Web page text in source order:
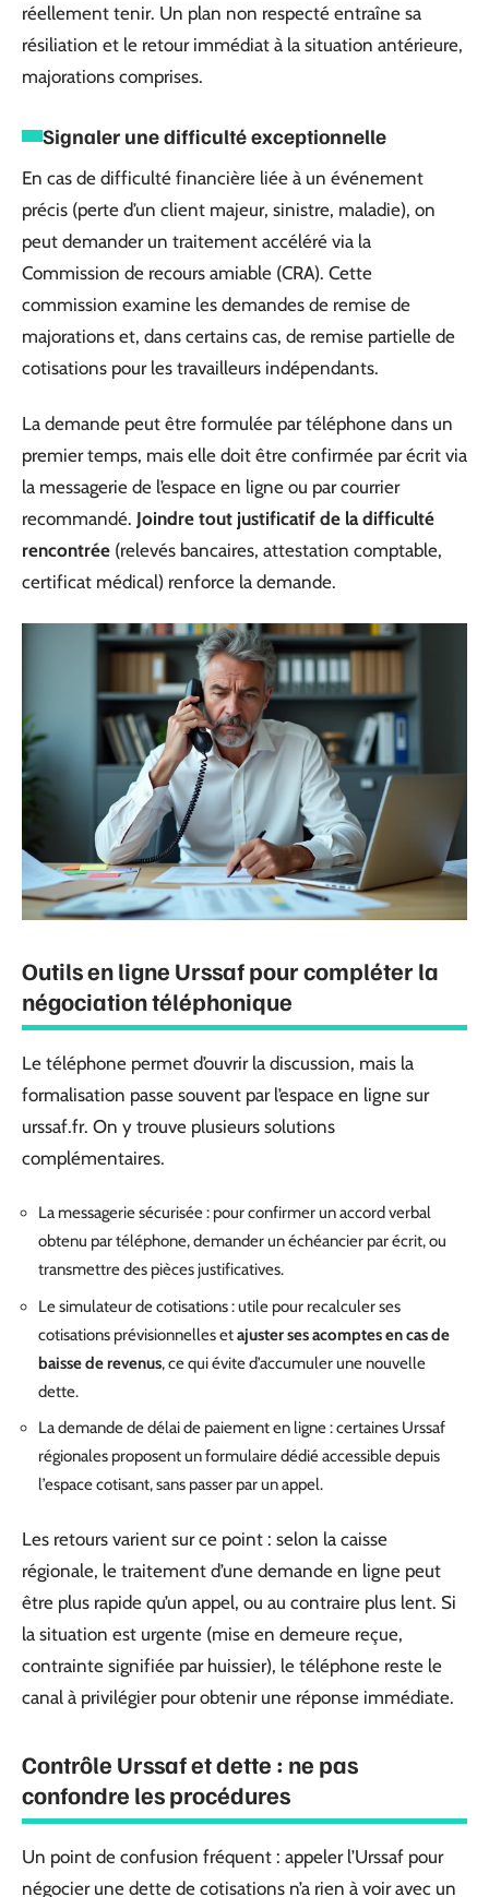
réellement tenir. Un plan non respecté entraîne sa
résiliation et le retour immédiat à la situation antérieure,
majorations comprises.
Signaler une difficulté exceptionnelle
En cas de difficulté financière liée à un événement
précis (perte d’un client majeur, sinistre, maladie), on
peut demander un traitement accéléré via la
Commission de recours amiable (CRA). Cette
commission examine les demandes de remise de
majorations et, dans certains cas, de remise partielle de
cotisations pour les travailleurs indépendants.
La demande peut être formulée par téléphone dans un
premier temps, mais elle doit être confirmée par écrit via
la messagerie de l’espace en ligne ou par courrier
recommandé. Joindre tout justificatif de la difficulté
rencontrée (relevés bancaires, attestation comptable,
certificat médical) renforce la demande.
Outils en ligne Urssaf pour compléter la
négociation téléphonique
Le téléphone permet d’ouvrir la discussion, mais la
formalisation passe souvent par l’espace en ligne sur
urssaf.fr. On y trouve plusieurs solutions
complémentaires.
La messagerie sécurisée : pour confirmer un accord verbal
obtenu par téléphone, demander un échéancier par écrit, ou
transmettre des pièces justificatives.
Le simulateur de cotisations : utile pour recalculer ses
cotisations prévisionnelles etajuster ses acomptes en cas de
baisse de revenus, ce qui évite d’accumuler une nouvelle
dette.
La demande de délai de paiement en ligne : certaines Urssaf
régionales proposent un formulaire dédié accessible depuis
l’espace cotisant, sans passer par un appel.
Les retours varient sur ce point : selon la caisse
régionale, le traitement d’une demande en ligne peut
être plus rapide qu’un appel, ou au contraire plus lent. Si
la situation est urgente (mise en demeure reçue,
contrainte signifiée par huissier), le téléphone reste le
canal à privilégier pour obtenir une réponse immédiate.
Contrôle Urssaf et dette : ne pas
confondre les procédures
Un point de confusion fréquent : appeler l’Urssaf pour
négocier une dette de cotisations n’a rien à voir avec un